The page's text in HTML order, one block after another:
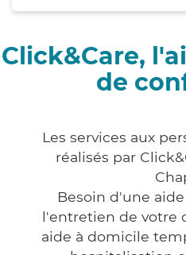
Click&Care,
de
Les services aux
réalisés par
Besoin d'une
l'entretien de votre
aide à domicile